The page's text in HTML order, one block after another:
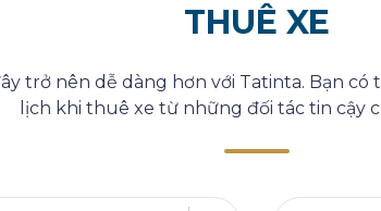
THUÊ XE
trở nên dễ dàng hơn với Tatinta. Bạn
lịch khi thuê xe từ những đối tác tin cậy